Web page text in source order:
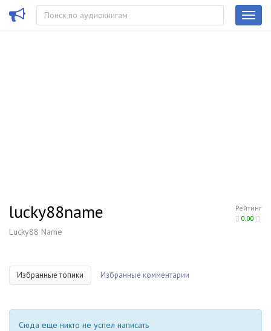
Рейтинг
0.00
lucky88name
Lucky88 Name
Избранные топики Избранные комментарии
Сюда еще никто не успел написать